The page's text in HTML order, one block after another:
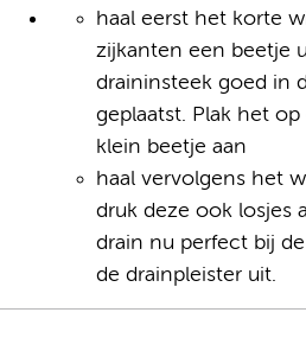
haal eerst het korte
zijkanten een beetje
draininsteek goed in
geplaatst. Plak het
klein beetje aan
haal vervolgens het
druk deze ook losjes
drain nu perfect bij
de drainpleister uit.